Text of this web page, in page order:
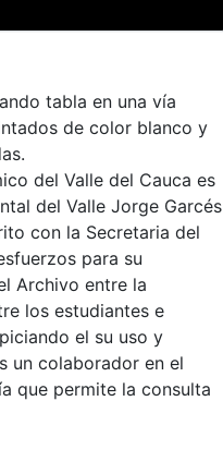
tabla en una vía
de color blanco y
del Valle del Cauca es
del Valle Jorge Garcés
con la Secretaria del
para su
Archivo entre la
los estudiantes e
el su uso y
un colaborador en el
que permite la consulta